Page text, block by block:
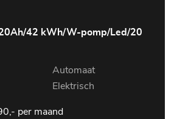
42 kWh/W-pomp/Led/20
Automaat
Elektrisch
per maand